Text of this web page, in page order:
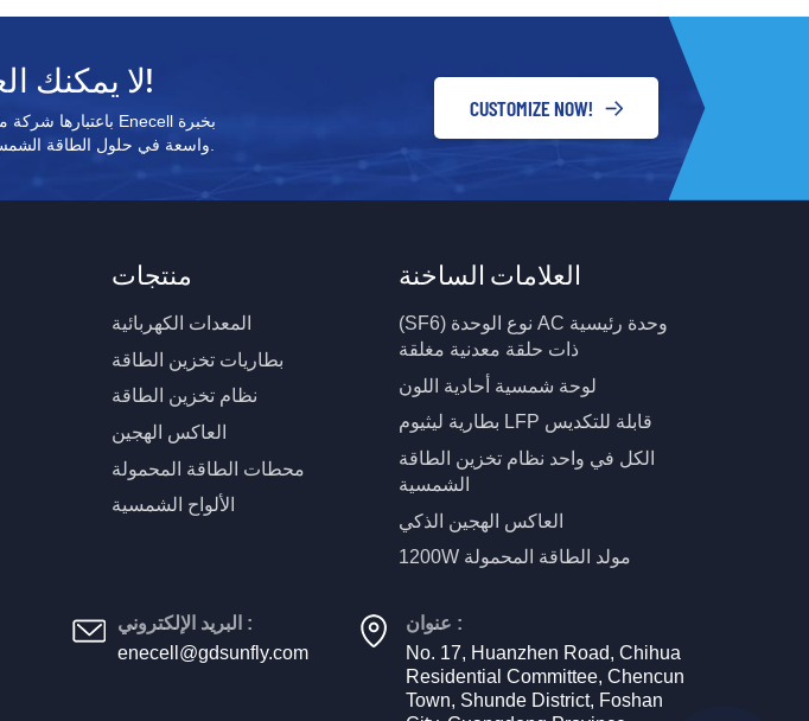
لا يمكنك العثور على المنتجات المستهدفة؟ اتصل بنا!
CUSTOMIZE NOW!
منتجات
المعدات الكهربائية
بطاريات تخزين الطاقة
نظام تخزين الطاقة
العاكس الهجين
محطات الطاقة المحمولة
الألواح الشمسية
العلامات الساخنة
(SF6) نوع الوحدة AC وحدة رئيسية
ذات حلقة معدنية مغلقة
لوحة شمسية أحادية اللون
بطارية ليثيوم LFP قابلة للتكديس
الكل في واحد نظام تخزين الطاقة
الشمسية
العاكس الهجين الذكي
1200W مولد الطاقة المحمولة
البريد الإلكتروني :
enecell@gdsunfly.com
عنوان :
No. 17, Huanzhen Road, Chihua
Residential Committee, Chencun
Town, Shunde District, Foshan